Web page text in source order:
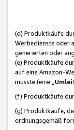
(d) Produktkäufe
Werbedienste oder
generierten oder
(e) Produktkäufe
auf eine Amazon-
müsste (eine „
(f) Produktkäufe
(g) Produktkäufe,
ordnungsgemäß